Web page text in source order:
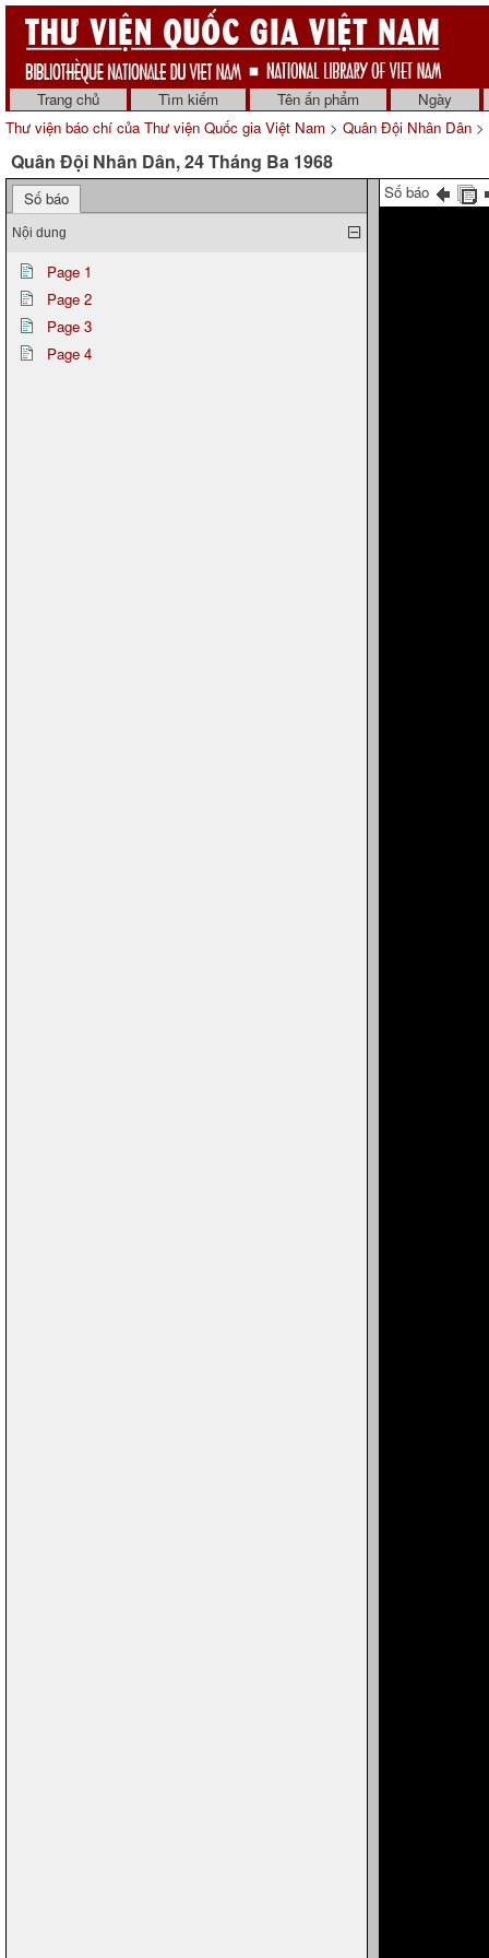
Trang chủ Tìm kiếm Tên ấn phẩm
Ngày
Thư viện báo chí của Thư viện Quốc gia Việt Nam > Quân Đội Nhân Dân >
Quân Đội Nhân Dân, 24 Tháng Ba 1968
Số báo
Nội dung
Page 1
Page 2
Page 3
Page 4
Số báo